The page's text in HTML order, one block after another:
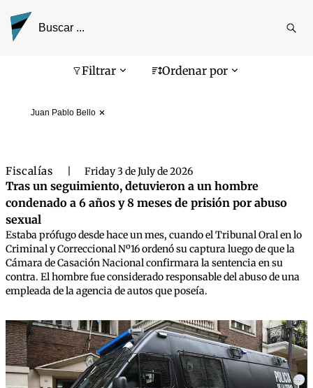
Filtrar Ordenar por
Juan Pablo Bello
Pantalla de búsqueda
Fiscalías Friday 3 de July de 2026
Tras un seguimiento, detuvieron a un hombre
condenado a 6 años y 8 meses de prisión por abuso
sexual
Estaba prófugo desde hace un mes, cuando el Tribunal Oral en lo
Criminal y Correccional Nº16 ordenó su captura luego de que la
Cámara de Casación Nacional confirmara la sentencia en su
contra. El hombre fue considerado responsable del abuso de una
empleada de la agencia de autos que poseía.